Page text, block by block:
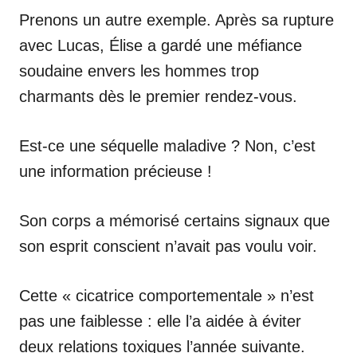
Prenons un autre exemple. Après sa rupture
avec Lucas, Élise a gardé une méfiance
soudaine envers les hommes trop
charmants dès le premier rendez-vous.
Est-ce une séquelle maladive ? Non, c’est
une information précieuse !
Son corps a mémorisé certains signaux que
son esprit conscient n’avait pas voulu voir.
Cette « cicatrice comportementale » n’est
pas une faiblesse : elle l’a aidée à éviter
deux relations toxiques l’année suivante.